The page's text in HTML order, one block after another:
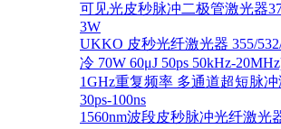
可见光皮秒脉冲二极管激光器
3W
UKKO 皮秒光纤激光器 355/
冷 70W 60μJ 50ps 50kHz-
1GHz重复频率 多通道超短脉冲
30ps-100ns
1560nm波段皮秒脉冲光纤激光